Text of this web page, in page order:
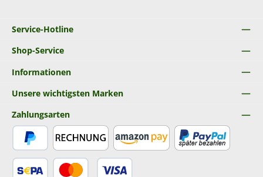
Service-Hotline
Shop-Service
Informationen
Unsere wichtigsten Marken
Zahlungsarten